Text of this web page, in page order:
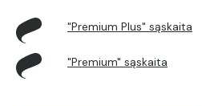
"Premium Plus" sąskaita
"Premium" sąskaita